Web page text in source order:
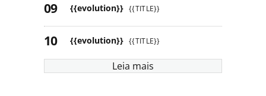
{{evolution}} {{TITLE}}
{{evolution}} {{TITLE}}
Leia mais